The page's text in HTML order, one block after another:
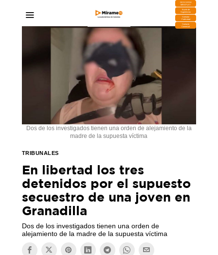
DESCARGA
MIRAPLAY
Buzón de
Sugerencias
Contratar
Publicidad
Contacto
Comercial
Dos de los investigados tienen una orden de alejamiento de la
madre de la supuesta víctima
TRIBUNALES
En libertad los tres
detenidos por el supuesto
secuestro de una joven en
Granadilla
Dos de los investigados tienen una orden de
alejamiento de la madre de la supuesta víctima